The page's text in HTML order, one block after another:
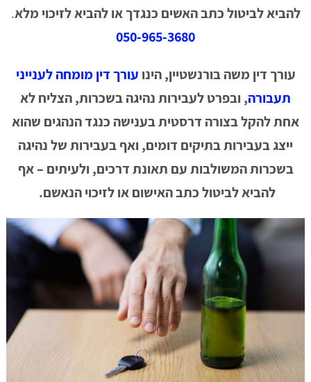
להביא לביטול כתב האשים כנגדך או להביא לזיכוי מלא.
050-965-3680
עורך דין משה בורנשטיין, הינו עורך דין מומחה לענייני
תעבורה, ובפרט לעבירות נהיגה בשכרות, הצליח לא
אחת להקל בצורה דרסטית בענישה כנגד הנהגים שהוא
ייצג בעבירות בתיקים דומים, ואף בעבירות של נהיגה
בשכרות המשולבות עם תאונת דרכים, ולעיתים – אף
להביא לביטול כתב האישום או לזיכוי הנאשם.